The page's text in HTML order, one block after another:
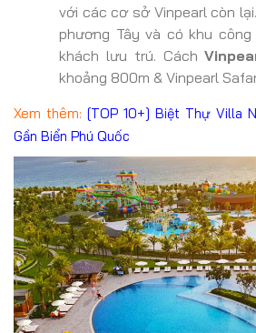
với các cơ sở Vinpearl còn
phương Tây và có khu
khách lưu trú. Cách
khoảng 800m & Vinpearl
Xem thêm: [TOP 10+] Biệt Thự Villa
Gần Biển Phú Quốc